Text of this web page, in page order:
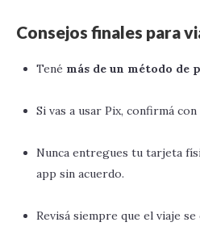
Consejos finales para
Tené más de un método de
Si vas a usar Pix, confirmá
Nunca entregues tu tarjeta
app sin acuerdo.
Revisá siempre que el viaje